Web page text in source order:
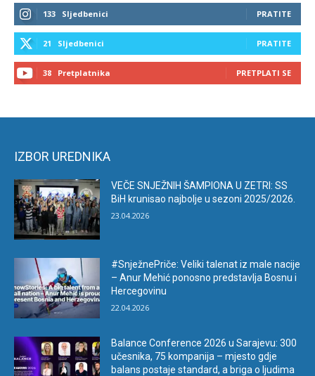
133 Sljedbenici PRATITE
21 Sljedbenici PRATITE
38 Pretplatnika PRETPLATI SE
IZBOR UREDNIKA
VEČE SNJEŽNIH ŠAMPIONA U ZETRI: SS
BiH krunisao najbolje u sezoni 2025/2026.
23.04.2026
#SnježnePriče: Veliki talenat iz male nacije
– Anur Mehić ponosno predstavlja Bosnu i
Hercegovinu
22.04.2026
Balance Conference 2026 u Sarajevu: 300
učesnika, 75 kompanija – mjesto gdje
balans postaje standard, a briga o ljudima